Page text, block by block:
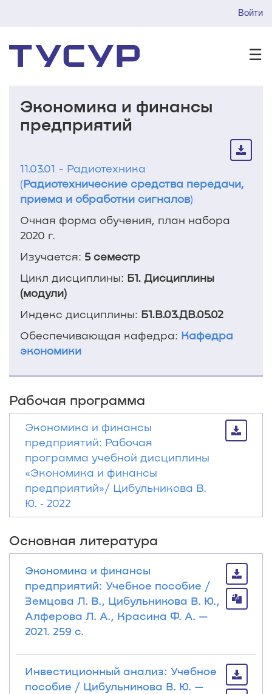
Войти
☰
Экономика и финансы
предприятий
11.03.01 - Радиотехника
(Радиотехнические средства передачи,
приема и обработки сигналов)
Очная форма обучения, план набора
2020 г.
Изучается: 5 семестр
Цикл дисциплины: Б1. Дисциплины
(модули)
Индекс дисциплины: Б1.В.03.ДВ.05.02
Обеспечивающая кафедра: Кафедра
экономики
Рабочая программа
Экономика и финансы
предприятий: Рабочая
программа учебной дисциплины
«Экономика и финансы
предприятий»/ Цибульникова В.
Ю. ‐ 2022
Основная литература
Экономика и финансы
предприятий: Учебное пособие /
Земцова Л. В., Цибульникова В. Ю.,
Алферова Л. А., Красина Ф. А. —
2021. 259 с.
Инвестиционный анализ: Учебное
пособие / Цибульникова В. Ю. —